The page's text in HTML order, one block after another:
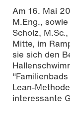
Am 16. Mai
M.Eng.,
Scholz,
Mitte, im
sie sich den
Lean-
interessante